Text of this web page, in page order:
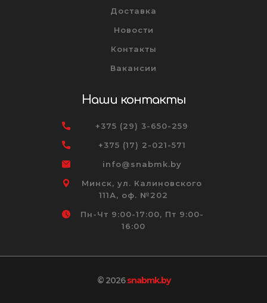
Доставка
Новости
Контакты
Вакансии
Наши контакты
+375 (29) 3-650-259
+375 (17) 2-021-571
info@snabmk.by
Минск, ул. Калиновского
111А, оф. №202
Пн-Чт 9:00-17:00, Пт 9:00-
16:00
© 2026snabmk.by